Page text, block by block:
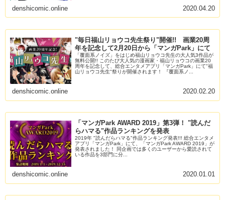
denshicomic.online 2020.04.20
"毎日福山リョウコ先生祭り"開催!! 画業20周
年を記念して2月20日から「マンガPark」にて
「覆面系ノイズ」をはじめ福山リョウコ先生の大人気3作品が
無料公開!! このたび大人気の漫画家・福山リョウコの画業20
周年を記念して、総合エンタメアプリ「マンガPark」にて"福
山リョウコ先生"祭りが開催されます！ 『覆面系ノ...
denshicomic.online 2020.02.20
「マンガPark AWARD 2019」第3弾！ "読んだ
らハマる"作品ランキングを発表
2019年 "読んだらハマる"作品ランキング発表!!! 総合エンタメ
アプリ「マンガPark」にて、「マンガPark AWARD 2019」が
発表されました！ 同企画では多くのユーザーから愛読されて
いる作品を3部門に分...
denshicomic.online 2020.01.01